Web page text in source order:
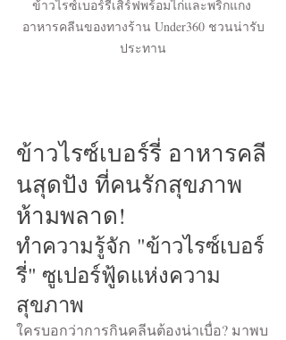
ข้าวไรซ์เบอร์รี่เสิร์ฟพร้อมไก่และพริกแกง
อาหารคลีนของทางร้าน Under360 ชวนน่ารับ
ประทาน
ข้าวไรซ์เบอร์รี่ อาหารคลี
นสุดปัง ที่คนรักสุขภาพ
ห้ามพลาด!
ทำความรู้จัก "ข้าวไรซ์เบอร์
รี่" ซูเปอร์ฟู้ดแห่งความ
สุขภาพ
ใครบอกว่าการกินคลีนต้องน่าเบื่อ? มาพบ